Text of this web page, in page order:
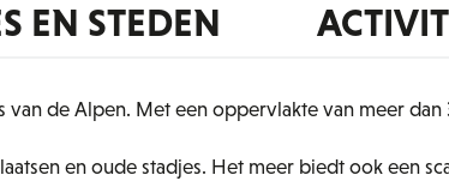
EN STEDEN
de Alpen. Met een oppervlakte van meer dan
en oude stadjes. Het meer biedt ook een